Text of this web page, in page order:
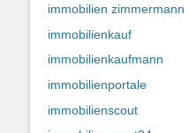
immobilien zimmermann
immobilienkauf
immobilienkaufmann
immobilienportale
immobilienscout